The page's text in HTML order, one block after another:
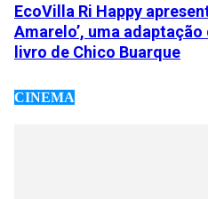
EcoVilla Ri Happy
Amarelo’, uma
livro de Chico Buarque
CINEMA